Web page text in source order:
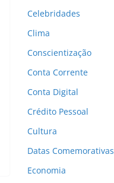
Celebridades
Clima
Conscientização
Conta Corrente
Conta Digital
Crédito Pessoal
Cultura
Datas Comemorativas
Economia